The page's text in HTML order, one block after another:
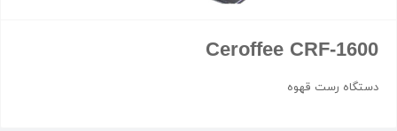
Ceroffee CRF-1600
دستگاه رست قهوه